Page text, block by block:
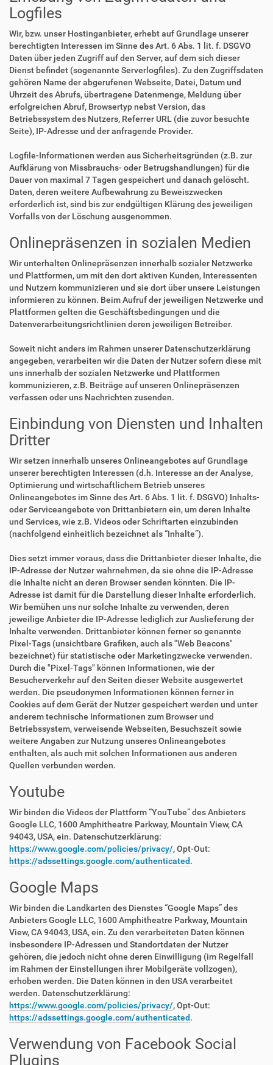
Logfiles
Wir, bzw. unser Hostinganbieter, erhebt auf Grundlage unserer
berechtigten Interessen im Sinne des Art. 6 Abs. 1 lit. f. DSGVO
Daten über jeden Zugriff auf den Server, auf dem sich dieser
Dienst befindet (sogenannte Serverlogfiles). Zu den Zugriffsdaten
gehören Name der abgerufenen Webseite, Datei, Datum und
Uhrzeit des Abrufs, übertragene Datenmenge, Meldung über
erfolgreichen Abruf, Browsertyp nebst Version, das
Betriebssystem des Nutzers, Referrer URL (die zuvor besuchte
Seite), IP-Adresse und der anfragende Provider.
Logfile-Informationen werden aus Sicherheitsgründen (z.B. zur
Aufklärung von Missbrauchs- oder Betrugshandlungen) für die
Dauer von maximal 7 Tagen gespeichert und danach gelöscht.
Daten, deren weitere Aufbewahrung zu Beweiszwecken
erforderlich ist, sind bis zur endgültigen Klärung des jeweiligen
Vorfalls von der Löschung ausgenommen.
Onlinepräsenzen in sozialen Medien
Wir unterhalten Onlinepräsenzen innerhalb sozialer Netzwerke
und Plattformen, um mit den dort aktiven Kunden, Interessenten
und Nutzern kommunizieren und sie dort über unsere Leistungen
informieren zu können. Beim Aufruf der jeweiligen Netzwerke und
Plattformen gelten die Geschäftsbedingungen und die
Datenverarbeitungsrichtlinien deren jeweiligen Betreiber.
Soweit nicht anders im Rahmen unserer Datenschutzerklärung
angegeben, verarbeiten wir die Daten der Nutzer sofern diese mit
uns innerhalb der sozialen Netzwerke und Plattformen
kommunizieren, z.B. Beiträge auf unseren Onlinepräsenzen
verfassen oder uns Nachrichten zusenden.
Einbindung von Diensten und Inhalten
Dritter
Wir setzen innerhalb unseres Onlineangebotes auf Grundlage
unserer berechtigten Interessen (d.h. Interesse an der Analyse,
Optimierung und wirtschaftlichem Betrieb unseres
Onlineangebotes im Sinne des Art. 6 Abs. 1 lit. f. DSGVO) Inhalts-
oder Serviceangebote von Drittanbietern ein, um deren Inhalte
und Services, wie z.B. Videos oder Schriftarten einzubinden
(nachfolgend einheitlich bezeichnet als “Inhalte”).
Dies setzt immer voraus, dass die Drittanbieter dieser Inhalte, die
IP-Adresse der Nutzer wahrnehmen, da sie ohne die IP-Adresse
die Inhalte nicht an deren Browser senden könnten. Die IP-
Adresse ist damit für die Darstellung dieser Inhalte erforderlich.
Wir bemühen uns nur solche Inhalte zu verwenden, deren
jeweilige Anbieter die IP-Adresse lediglich zur Auslieferung der
Inhalte verwenden. Drittanbieter können ferner so genannte
Pixel-Tags (unsichtbare Grafiken, auch als "Web Beacons"
bezeichnet) für statistische oder Marketingzwecke verwenden.
Durch die "Pixel-Tags" können Informationen, wie der
Besucherverkehr auf den Seiten dieser Website ausgewertet
werden. Die pseudonymen Informationen können ferner in
Cookies auf dem Gerät der Nutzer gespeichert werden und unter
anderem technische Informationen zum Browser und
Betriebssystem, verweisende Webseiten, Besuchszeit sowie
weitere Angaben zur Nutzung unseres Onlineangebotes
enthalten, als auch mit solchen Informationen aus anderen
Quellen verbunden werden.
Youtube
Wir binden die Videos der Plattform “YouTube” des Anbieters
Google LLC, 1600 Amphitheatre Parkway, Mountain View, CA
94043, USA, ein. Datenschutzerklärung:
https://www.google.com/policies/privacy/, Opt-Out:
https://adssettings.google.com/authenticated.
Google Maps
Wir binden die Landkarten des Dienstes “Google Maps” des
Anbieters Google LLC, 1600 Amphitheatre Parkway, Mountain
View, CA 94043, USA, ein. Zu den verarbeiteten Daten können
insbesondere IP-Adressen und Standortdaten der Nutzer
gehören, die jedoch nicht ohne deren Einwilligung (im Regelfall
im Rahmen der Einstellungen ihrer Mobilgeräte vollzogen),
erhoben werden. Die Daten können in den USA verarbeitet
werden. Datenschutzerklärung:
https://www.google.com/policies/privacy/, Opt-Out:
https://adssettings.google.com/authenticated.
Verwendung von Facebook Social
Plugins